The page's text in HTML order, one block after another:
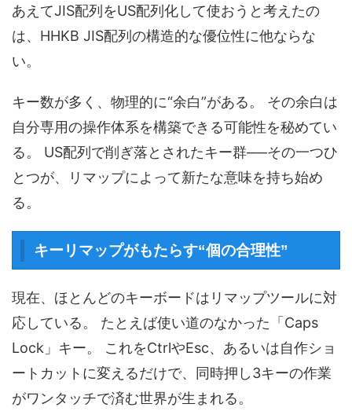
あえてJIS配列をUS配列化して使おうと考えたの
は、HHKB JIS配列の構造的な優位性に他ならな
い。
キー数が多く、物理的に“余白”がある。 その余白は
自分専用の操作体系を構築できる可能性を秘めてい
る。 US配列で削ぎ落とされたキー群──その一つひ
とつが、リマップによって新たな意味を持ち始め
る。
キーリマップがもたらす“個の合理性”
現在、ほとんどのキーボードはリマップツールに対
応している。 たとえば使い道のなかった「Caps
Lock」キー。 これをCtrlやEsc、あるいは自作ショ
ートカットに変えるだけで、同時押し3キーの作業
がワンタッチで済む世界が生まれる。